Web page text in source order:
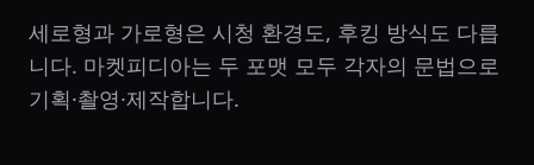
세로형과 가로형은 시청 환경도, 후킹 방식도 다릅
니다. 마켓피디아는 두 포맷 모두 각자의 문법으로
기획·촬영·제작합니다.